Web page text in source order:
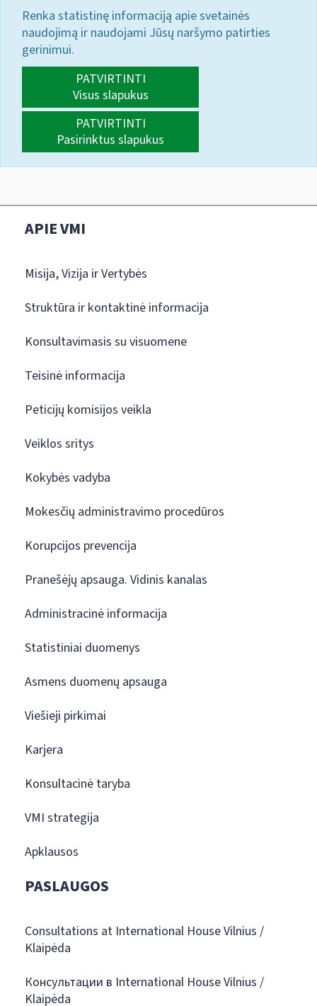
Renka statistinę informaciją apie svetainės
naudojimą ir naudojami Jūsų naršymo patirties
gerinimui.
PATVIRTINTI
Visus slapukus
PATVIRTINTI
Pasirinktus slapukus
APIE VMI
Misija, Vizija ir Vertybės
Struktūra ir kontaktinė informacija
Konsultavimasis su visuomene
Teisinė informacija
Peticijų komisijos veikla
Veiklos sritys
Kokybės vadyba
Mokesčių administravimo procedūros
Korupcijos prevencija
Pranešėjų apsauga. Vidinis kanalas
Administracinė informacija
Statistiniai duomenys
Asmens duomenų apsauga
Viešieji pirkimai
Karjera
Konsultacinė taryba
VMI strategija
Apklausos
PASLAUGOS
Consultations at International House Vilnius /
Klaipėda
Консультации в International House Vilnius /
Klaipėda